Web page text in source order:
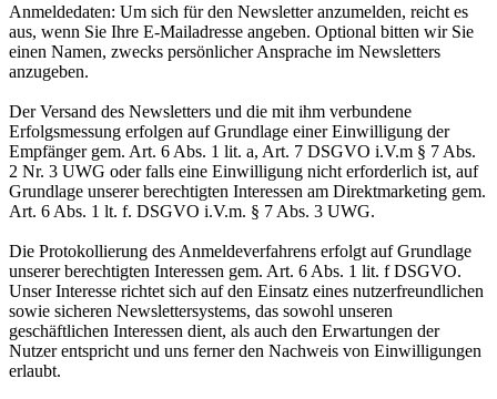
Anmeldedaten: Um sich für den Newsletter anzumelden, reicht es
aus, wenn Sie Ihre E-Mailadresse angeben. Optional bitten wir Sie
einen Namen, zwecks persönlicher Ansprache im Newsletters
anzugeben.
Der Versand des Newsletters und die mit ihm verbundene
Erfolgsmessung erfolgen auf Grundlage einer Einwilligung der
Empfänger gem. Art. 6 Abs. 1 lit. a, Art. 7 DSGVO i.V.m § 7 Abs.
2 Nr. 3 UWG oder falls eine Einwilligung nicht erforderlich ist, auf
Grundlage unserer berechtigten Interessen am Direktmarketing gem.
Art. 6 Abs. 1 lt. f. DSGVO i.V.m. § 7 Abs. 3 UWG.
Die Protokollierung des Anmeldeverfahrens erfolgt auf Grundlage
unserer berechtigten Interessen gem. Art. 6 Abs. 1 lit. f DSGVO.
Unser Interesse richtet sich auf den Einsatz eines nutzerfreundlichen
sowie sicheren Newslettersystems, das sowohl unseren
geschäftlichen Interessen dient, als auch den Erwartungen der
Nutzer entspricht und uns ferner den Nachweis von Einwilligungen
erlaubt.